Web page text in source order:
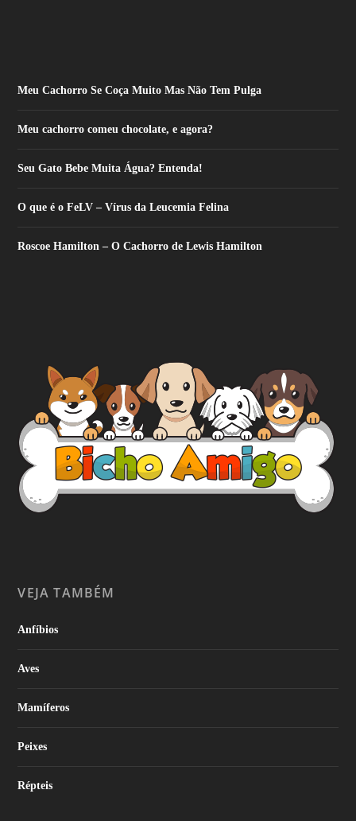
Meu Cachorro Se Coça Muito Mas Não Tem Pulga
Meu cachorro comeu chocolate, e agora?
Seu Gato Bebe Muita Água? Entenda!
O que é o FeLV – Vírus da Leucemia Felina
Roscoe Hamilton – O Cachorro de Lewis Hamilton
VEJA TAMBÉM
Anfíbios
Aves
Mamíferos
Peixes
Répteis